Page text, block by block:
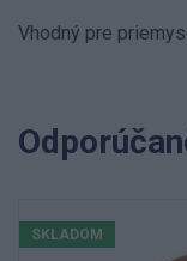
Vhodný pre
SKLADOM